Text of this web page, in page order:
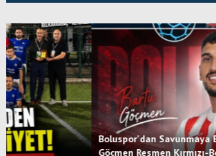
Boluspor'dan Savunmaya Bir Takviye Daha!
Göçmen Resmen Kırmızı-Beyazlı